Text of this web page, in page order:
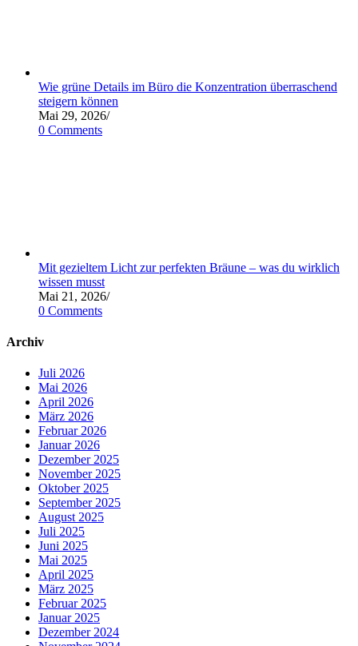
Wie grüne Details im Büro die Konzentration überraschend
steigern können
Mai 29, 2026/
0 Comments
Mit gezieltem Licht zur perfekten Bräune – was du wirklich
wissen musst
Mai 21, 2026/
0 Comments
Archiv
Juli 2026
Mai 2026
April 2026
März 2026
Februar 2026
Januar 2026
Dezember 2025
November 2025
Oktober 2025
September 2025
August 2025
Juli 2025
Juni 2025
Mai 2025
April 2025
März 2025
Februar 2025
Januar 2025
Dezember 2024